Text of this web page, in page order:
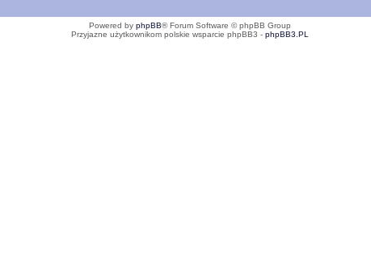
Powered by phpBB® Forum Software © phpBB Group
Przyjazne użytkownikom polskie wsparcie phpBB3 - phpBB3.PL